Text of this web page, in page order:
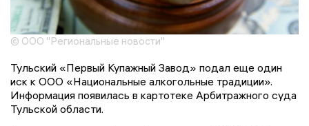
© ООО "Региональные новости"
Тульский «Первый Купажный Завод» подал еще один
иск к ООО «Национальные алкогольные традиции».
Информация появилась в картотеке Арбитражного суда
Тульской области.